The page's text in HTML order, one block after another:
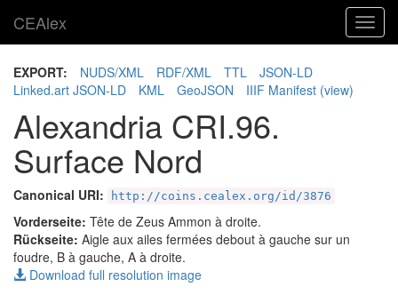
CEAlex
EXPORT: NUDS/XML RDF/XML TTL
JSON-LD
Linked.art JSON-LD
KML GeoJSON IIIF Manifest (view)
Alexandria CRI.96.
Surface Nord
Canonical URI: http://coins.cealex.org/id/3876
Vorderseite: Tête de Zeus Ammon à droite.
Rückseite: Aigle aux ailes fermées debout à gauche sur un
foudre, B à gauche, A à droite.
Download full resolution image